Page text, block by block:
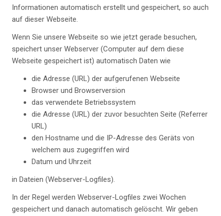
Informationen automatisch erstellt und gespeichert, so auch
auf dieser Webseite.
Wenn Sie unsere Webseite so wie jetzt gerade besuchen,
speichert unser Webserver (Computer auf dem diese
Webseite gespeichert ist) automatisch Daten wie
die Adresse (URL) der aufgerufenen Webseite
Browser und Browserversion
das verwendete Betriebssystem
die Adresse (URL) der zuvor besuchten Seite (Referrer
URL)
den Hostname und die IP-Adresse des Geräts von
welchem aus zugegriffen wird
Datum und Uhrzeit
in Dateien (Webserver-Logfiles).
In der Regel werden Webserver-Logfiles zwei Wochen
gespeichert und danach automatisch gelöscht. Wir geben